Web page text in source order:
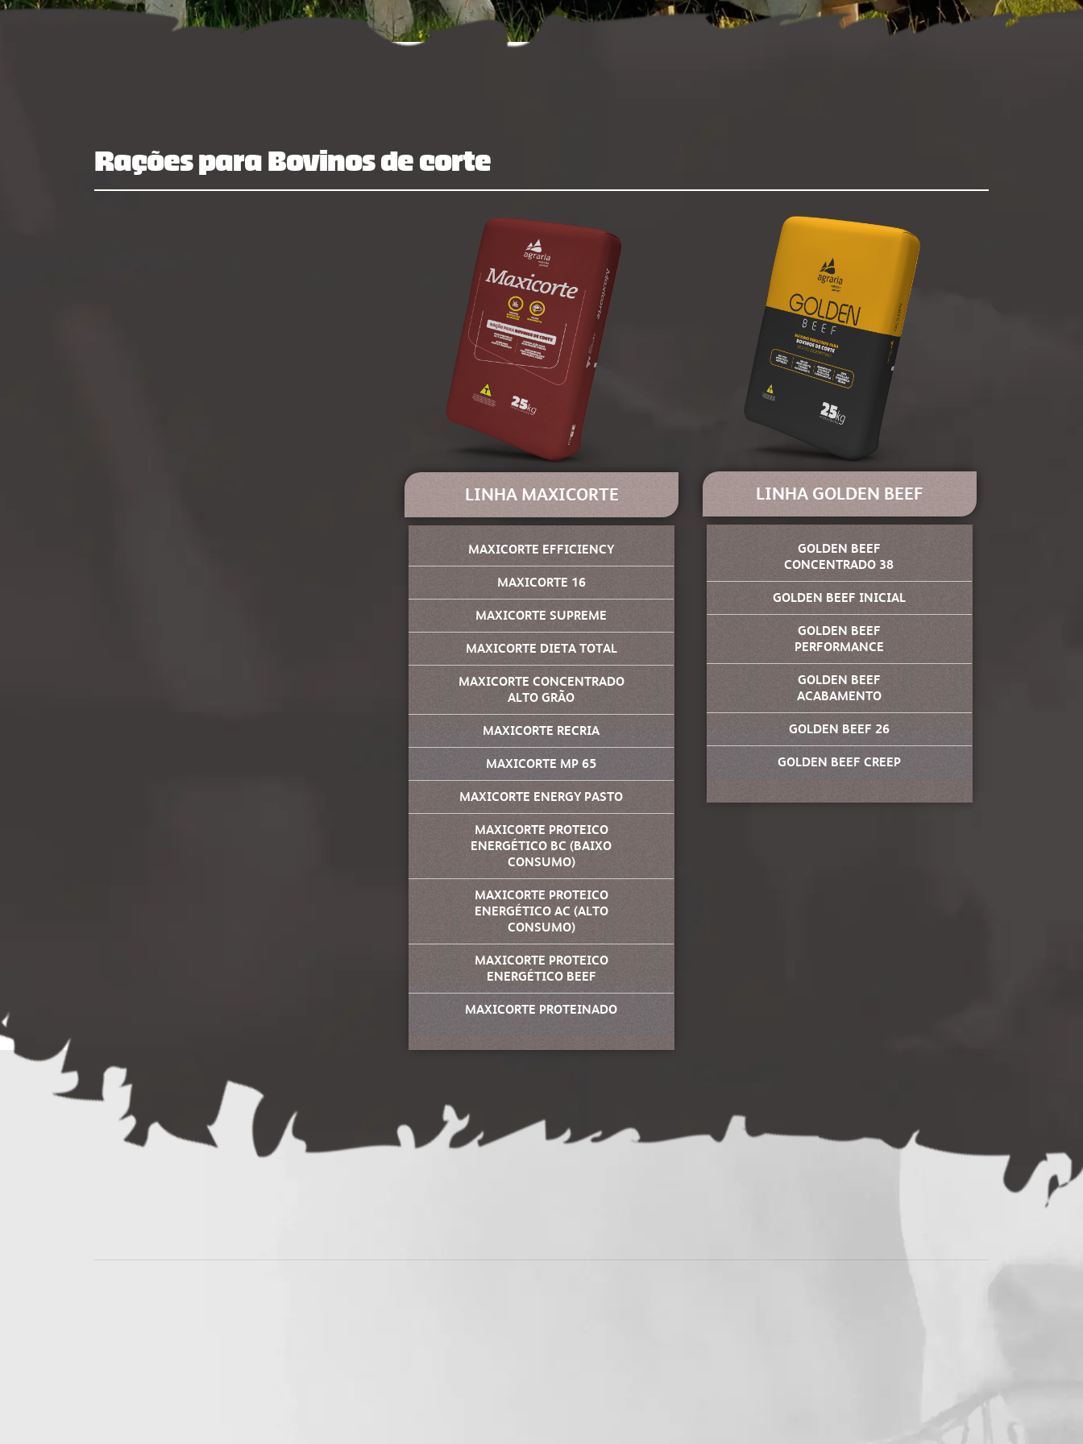
relatório anual
produtos
congresso bovino
biblioteca digital
contatos
portfólio resumido
Rações para Bovinos de corte
LINHA MAXICORTE
MAXICORTE EFFICIENCY
MAXICORTE 16
MAXICORTE SUPREME
MAXICORTE DIETA TOTAL
MAXICORTE CONCENTRADO
ALTO GRÃO
MAXICORTE RECRIA
MAXICORTE MP 65
MAXICORTE ENERGY PASTO
MAXICORTE PROTEICO
ENERGÉTICO BC (BAIXO
CONSUMO)
MAXICORTE PROTEICO
ENERGÉTICO AC (ALTO
CONSUMO)
MAXICORTE PROTEICO
ENERGÉTICO BEEF
MAXICORTE PROTEINADO
LINHA GOLDEN BEEF
GOLDEN BEEF
CONCENTRADO 38
GOLDEN BEEF INICIAL
GOLDEN BEEF
PERFORMANCE
GOLDEN BEEF
ACABAMENTO
GOLDEN BEEF 26
GOLDEN BEEF CREEP